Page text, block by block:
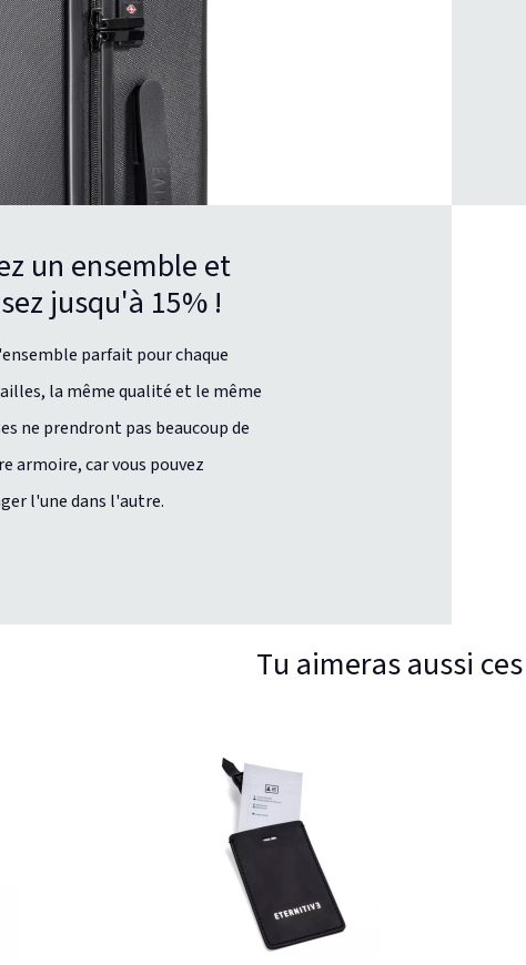
un ensemble et
jusqu'à 15% !
parfait pour chaque
la même qualité et le même
ne prendront pas beaucoup de
armoire, car vous pouvez
l'une dans l'autre.
Tu aimeras aussi